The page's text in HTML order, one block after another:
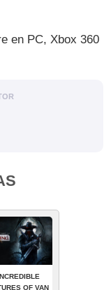
en PC, Xbox 360
OF VAN